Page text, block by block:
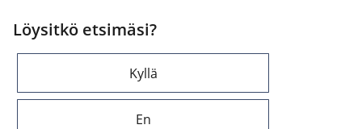
Löysitkö etsimäsi?
Kyllä
En